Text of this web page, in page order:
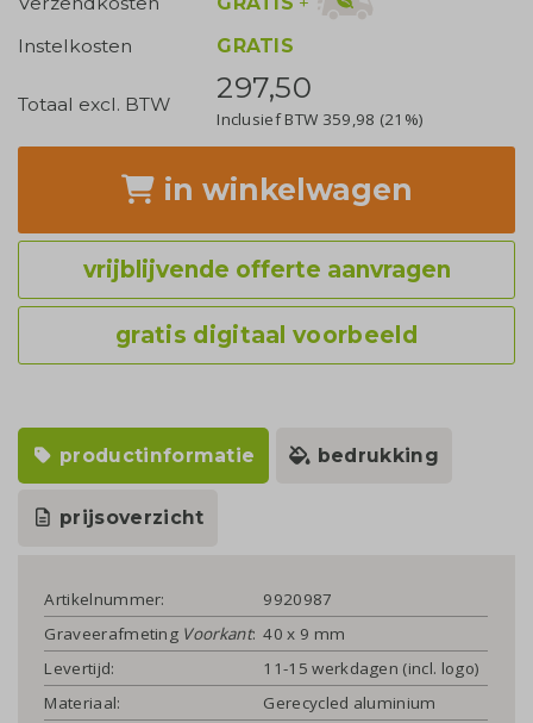
Instelkosten
GRATIS
Totaal excl. BTW 297,50
Inclusief BTW 359,98 (21%)
in winkelwagen
vrijblijvende offerte aanvragen
gratis digitaal voorbeeld
productinformatie bedrukking
prijsoverzicht
Artikelnummer:
9920987
Graveerafmeting Voorkant: 40 x 9 mm
Levertijd:
11-15 werkdagen (incl. logo)
Materiaal:
Gerecycled aluminium